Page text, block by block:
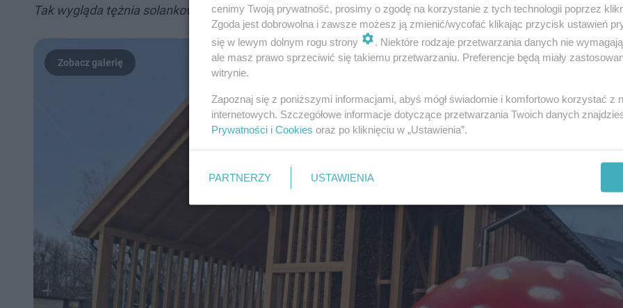
Tak wygląda tężnia solankowa w Zagnańskucenimy Twoją prywatność, prosimy o zgodę na korzystanie z tych technologii poprzez
Zgoda jest dobrowolna i zawsze możesz ją zmienić/wycofać klikając przycisk ustawień
się w lewym dolnym rogu strony
. Niektóre rodzaje przetwarzania danych nie
ale masz prawo sprzeciwić się takiemu przetwarzaniu. Preferencje będą miały
witrynie.
Zapoznaj się z poniższymi informacjami, abyś mógł świadomie i komfortowo korzystać z
internetowych. Szczegółowe informacje dotyczące przetwarzania Twoich danych
Prywatności i Cookies oraz po kliknięciu w „Ustawienia”.
PARTNERZY USTAWIENIA